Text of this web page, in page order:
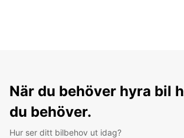
När du behöver hyra bil
du behöver.
Hur ser ditt bilbehov ut idag?